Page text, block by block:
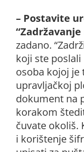
– Postavite
“Zadržavanje
zadano.
koji ste
osoba kojoj
upravljačkoj
dokument na
korakom
čuvate okoliš.
i korištenje